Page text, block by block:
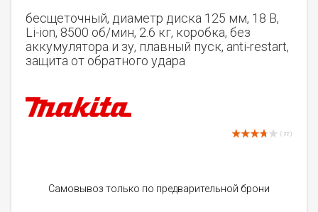
бесщеточный, диаметр диска 125 мм, 18 В,
Li-ion, 8500 об/мин, 2.6 кг, коробка, без
аккумулятора и зу, плавный пуск, anti-restart,
защита от обратного удара
( 22 )
Самовывоз только по предварительной брони